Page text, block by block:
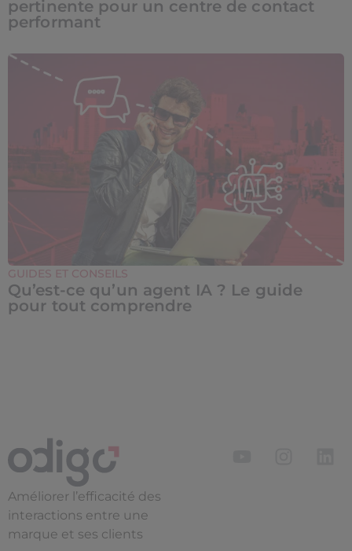
pertinente pour un centre de contact
performant
GUIDES ET CONSEILS
Qu’est-ce qu’un agent IA ? Le guide
pour tout comprendre
Améliorer l’efficacité des
interactions entre une
marque et ses clients